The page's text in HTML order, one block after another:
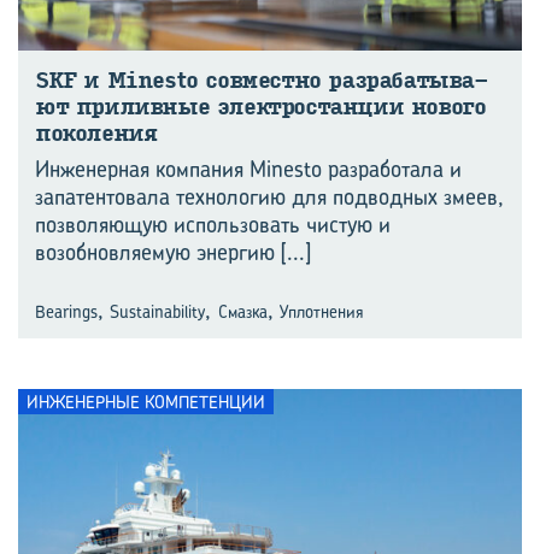
SKF и Minesto сов­мест­но раз­ра­ба­ты­ва­
ют при­лив­ные элек­тро­стан­ции но­во­го
по­ко­ле­ния
Инженерная компания Minesto разработала и
запатентовала технологию для подводных змеев,
позволяющую использовать чистую и
возобновляемую энергию [...]
Bearings, Sustainability, Смазка, Уплотнения
ИНЖЕНЕРНЫЕ КОМПЕТЕНЦИИ